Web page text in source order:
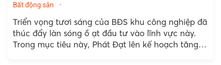
Bất động sản
Triển vọng tươi sáng của BĐS khu công nghiệp đã
thúc đẩy làn sóng ồ ạt đầu tư vào lĩnh vực này.
Trong mục tiêu này, Phát Đạt lên kế hoạch tăng